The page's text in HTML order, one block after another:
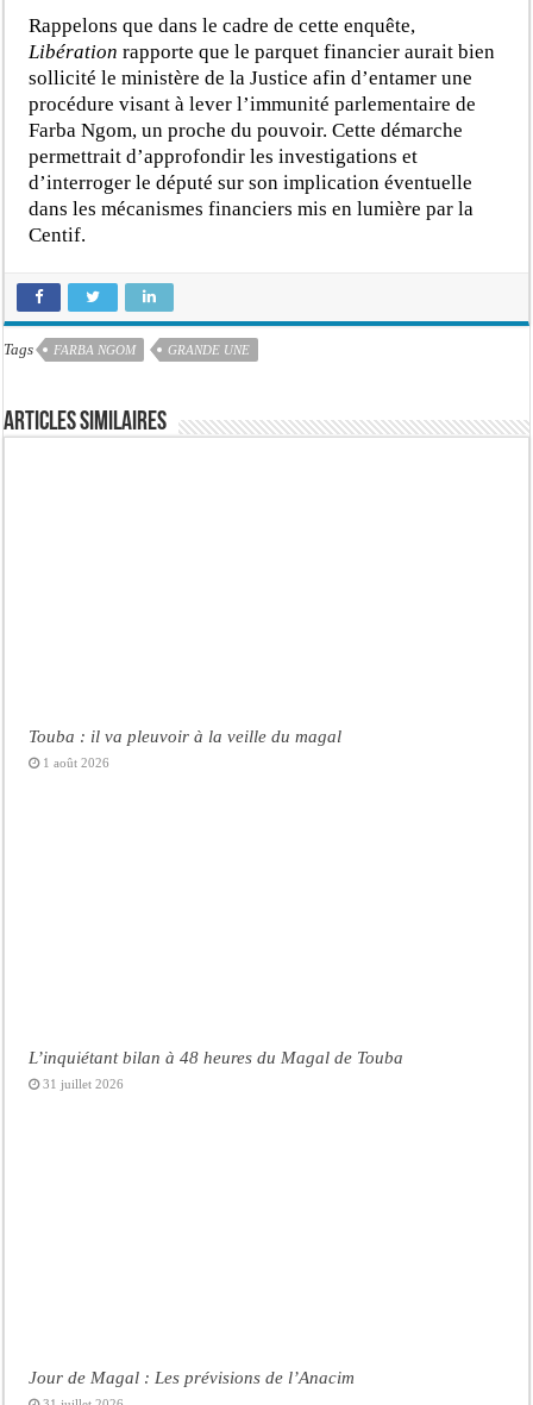
Rappelons que dans le cadre de cette enquête,
Libération rapporte que le parquet financier aurait bien
sollicité le ministère de la Justice afin d’entamer une
procédure visant à lever l’immunité parlementaire de
Farba Ngom, un proche du pouvoir. Cette démarche
permettrait d’approfondir les investigations et
d’interroger le député sur son implication éventuelle
dans les mécanismes financiers mis en lumière par la
Centif.
Tags FARBA NGOM GRANDE UNE
Articles similaires
Touba : il va pleuvoir à la veille du magal
1 août 2026
L’inquiétant bilan à 48 heures du Magal de Touba
31 juillet 2026
Jour de Magal : Les prévisions de l’Anacim